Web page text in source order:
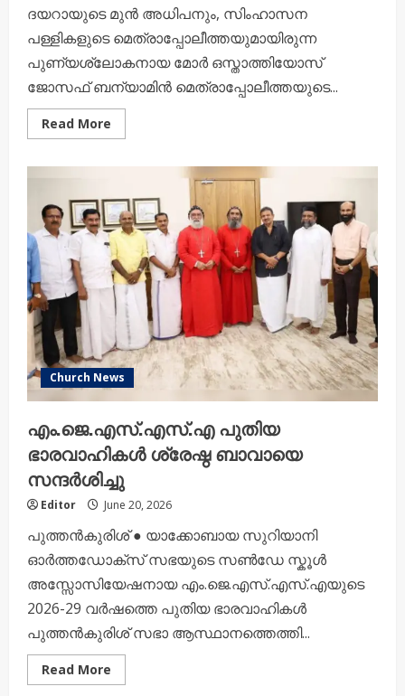
ദയറായുടെ മുൻ അധിപനും, സിംഹാസന
പള്ളികളുടെ മെത്രാപ്പോലീത്തയുമായിരുന്ന
പുണ്യശ്ലോകനായ മോർ ഒസ്താത്തിയോസ്
ജോസഫ് ബന്യാമിൻ മെത്രാപ്പോലീത്തയുടെ...
Read More
more
ഒസ്താത്തിയോസ്
ജോസഫ്
ബന്യാമിൻ
മെത്രാപ്പോലീത്തയുടെ
22-ാം
ഓർമ്മപ്പെരുന്നാൾ
ഭക്തിനിർഭരമായി
ആചരിച്ചു
Church News
എം.ജെ.എസ്.എസ്.എ പുതിയ
ഭാരവാഹികൾ ശ്രേഷ്ഠ ബാവായെ
സന്ദർശിച്ചു
Editor June 20, 2026
പുത്തൻകുരിശ് ● യാക്കോബായ സുറിയാനി
ഓർത്തഡോക്സ് സഭയുടെ സൺഡേ സ്കൂൾ
അസ്സോസിയേഷനായ എം.ജെ.എസ്.എസ്.എയുടെ
2026-29 വർഷത്തെ പുതിയ ഭാരവാഹികൾ
പുത്തൻകുരിശ് സഭാ ആസ്ഥാനത്തെത്തി...
Read More
more